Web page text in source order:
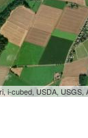
cubed, USDA, USGS,